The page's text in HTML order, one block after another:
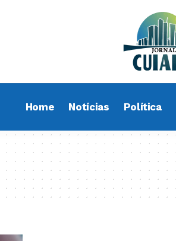
Home Notícias Política